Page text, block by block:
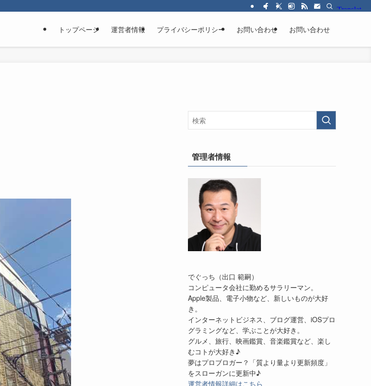
トップページ 運営者情報 プライバシーポリシー お問い合わせ お問い合わせ
管理者情報
でぐっち（出口 範嗣）
コンピュータ会社に勤めるサラリーマン。
Apple製品、電子小物など、新しいものが大好
き。
インターネットビジネス、ブログ運営、iOSプロ
グラミングなど、学ぶことが大好き。
グルメ、旅行、映画鑑賞、音楽鑑賞など、楽し
むコトが大好き♪
夢はプロブロガー？「質より量より更新頻度」
をスローガンに更新中♪
運営者情報詳細はこちら